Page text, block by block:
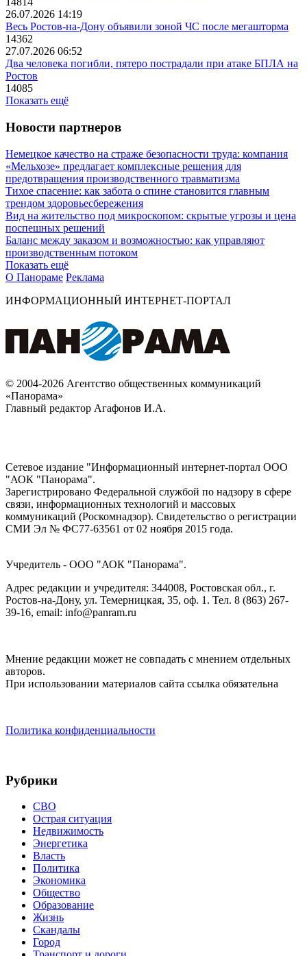
26.07.2026 14:19
Весь Ростов-на-Дону объявили зоной ЧС после мегашторма
14362
27.07.2026 06:52
Два человека погибли, пятеро пострадали при атаке БПЛА на
Ростов
14085
Показать ещё
Новости партнеров
Немецкое качество на страже безопасности труда: компания
«Мельхозе» предлагает комплексные решения для
предотвращения производственного травматизма
Тихое спасение: как забота о спине становится главным
трендом здоровьесбережения
Вид на жительство под микроскопом: скрытые угрозы и цена
поспешных решений
Баланс между заказом и возможностью: как управляют
производственным потоком
Показать ещё
О Панораме Реклама
ИНФОРМАЦИОННЫЙ ИНТЕРНЕТ-ПОРТАЛ
© 2004-2026 Агентство общественных коммуникаций
«Панорама»
Главный редактор Агафонов И.А.
Сетевое издание "Информационный интернет-портал ООО
"АОК "Панорама".
Зарегистрировано Федеральной службой по надзору в сфере
связи, информационных технологий и массовых
коммуникаций (Роскомнадзор). Cвидетельство о регистрации
СМИ Эл № ФС77-63561 от 02 ноября 2015 года.
Учредитель - ООО "АОК "Панорама".
Адрес редакции и учредителя: 344008, Ростовская обл., г.
Ростов-на-Дону, ул. Темерницкая, 35, оф. 1. Тел. 8 (863) 267-
39-16, email: info@panram.ru
Мнение редакции может не совпадать с мнением отдельных
авторов.
При использовании материалов сайта ссылка обязательна
Политика конфиденциальности
Рубрики
СВО
Острая ситуация
Недвижимость
Энергетика
Власть
Политика
Экономика
Общество
Образование
Жизнь
Скандалы
Город